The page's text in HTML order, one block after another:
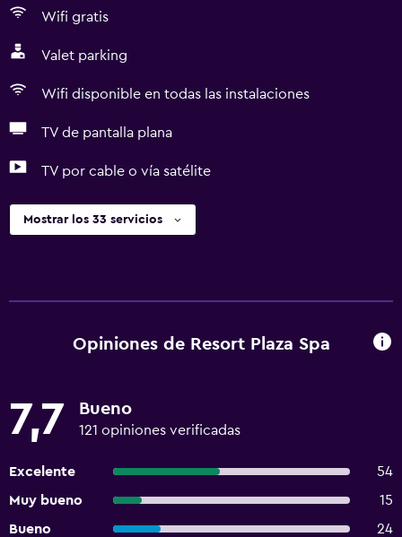
Wifi gratis
Valet parking
Wifi disponible en todas las instalaciones
TV de pantalla plana
TV por cable o vía satélite
Mostrar los 33 servicios
Opiniones de Resort Plaza Spa
7,7 Bueno
121 opiniones verificadas
Excelente
54
Muy bueno
15
Bueno
24